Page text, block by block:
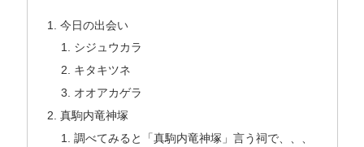
今日の出会い
シジュウカラ
キタキツネ
オオアカゲラ
真駒内竜神塚
調べてみると「真駒内竜神塚」言う祠で、、、